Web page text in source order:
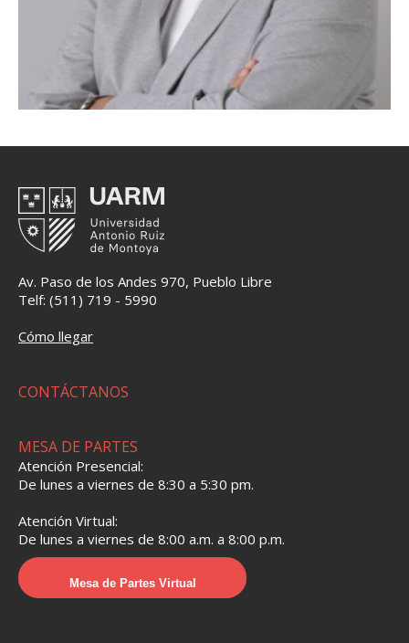
Av. Paso de los Andes 970, Pueblo Libre
Telf: (511) 719 - 5990
Cómo llegar
CONTÁCTANOS
MESA DE PARTES
Atención Presencial:
De lunes a viernes de 8:30 a 5:30 pm.
Atención Virtual:
De lunes a viernes de 8:00 a.m. a 8:00 p.m.
Mesa de Partes Virtual